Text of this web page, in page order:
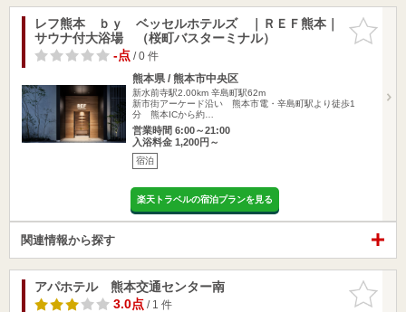
お気に入
りに追加
レフ熊本 ｂｙ ベッセルホテルズ ｜ＲＥＦ熊本｜
サウナ付大浴場 （桜町バスターミナル）
-点/ 0 件
熊本県 / 熊本市中央区
新水前寺駅2.00km 辛島町駅62m
新市街アーケード沿い 熊本市電・辛島町駅より徒歩1
分 熊本ICから約…
営業時間 6:00～21:00
入浴料金 1,200円～
宿泊
楽天トラベルの宿泊プランを見る
関連情報から探す
お気に入
りに追加
アパホテル 熊本交通センター南
3.0点/ 1 件